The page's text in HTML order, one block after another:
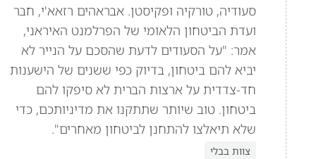
סעודיה, טורקיה ופקיסטן. אבראהים רזאא'י, חבר
ועדת הביטחון הלאומי של הפרלמנט האיראני,
אמר: "על הסעודים לדעת שהסכם על הנייר לא
יביא להם ביטחון, בדיוק כפי ששנים של הישענות
חד-צדדית על ארצות הברית לא סיפקו להם
ביטחון. טוב שיותר שתתקנו את מדיניותכם, כדי
שלא תיאלצו להתחנן לביטחון מאחרים".
צוות בבלי